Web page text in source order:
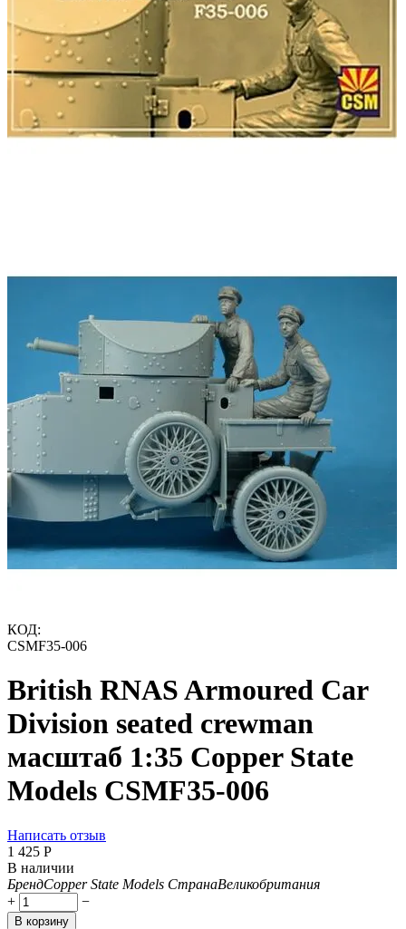
КОД:
CSMF35-006
British RNAS Armoured Car
Division seated crewman
масштаб 1:35 Copper State
Models CSMF35-006
Написать отзыв
1 425 Р
В наличии
БрендCopper State Models СтранаВеликобритания
+
−
В корзину